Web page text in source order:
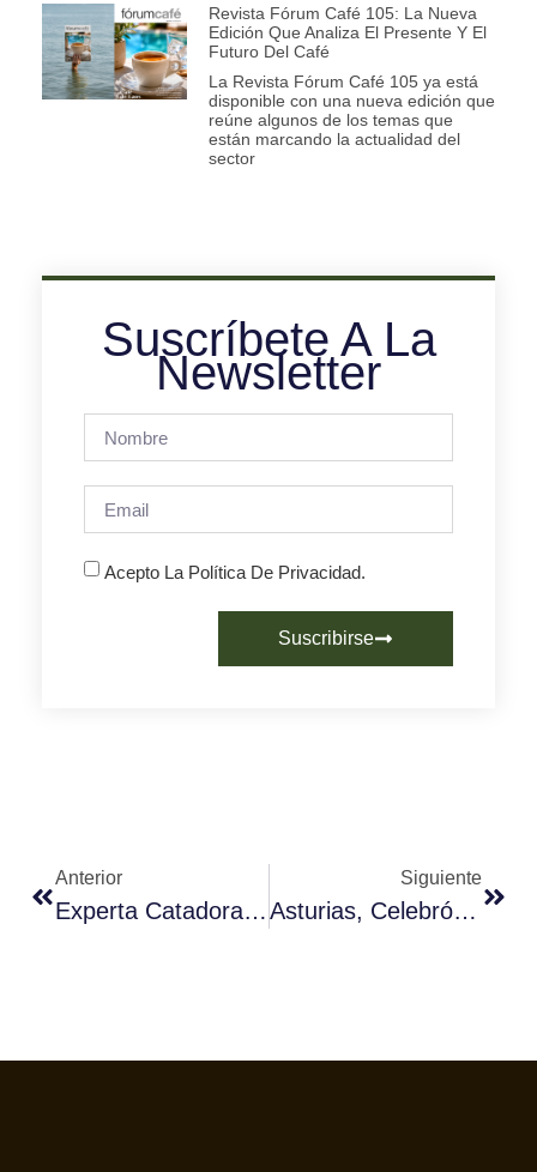
Revista Fórum Café 105: La Nueva
Edición Que Analiza El Presente Y El
Futuro Del Café
La Revista Fórum Café 105 ya está
disponible con una nueva edición que
reúne algunos de los temas que
están marcando la actualidad del
sector
Suscríbete A La
Newsletter
Acepto La Política De Privacidad.
Suscribirse
Anterior
Experta Catadora De Café Invita A Apreciar Los «diferentes Aromas» Y «características Especiales» Del Producto
Siguiente
Asturias, Celebró El V Campeonato Barista Down